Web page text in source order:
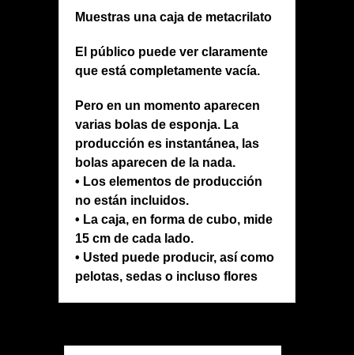
Muestras una caja de metacrilato
El público puede ver claramente
que está completamente vacía.
Pero en un momento aparecen
varias bolas de esponja. La
producción es instantánea, las
bolas aparecen de la nada.
• Los elementos de producción
no están incluidos.
• La caja, en forma de cubo, mide
15 cm de cada lado.
• Usted puede producir, así como
pelotas, sedas o incluso flores